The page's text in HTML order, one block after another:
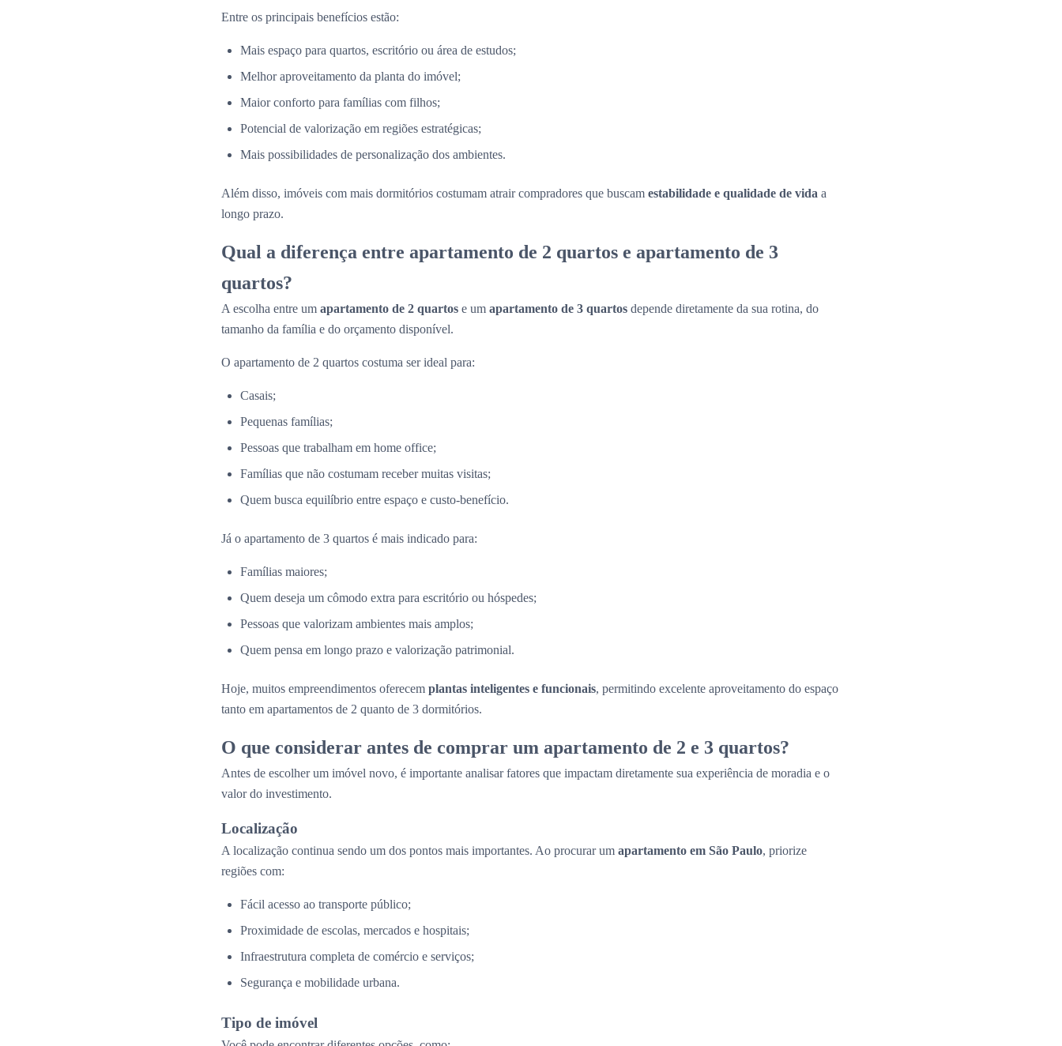
Entre os principais benefícios estão:
Mais espaço para quartos, escritório ou área de estudos;
Melhor aproveitamento da planta do imóvel;
Maior conforto para famílias com filhos;
Potencial de valorização em regiões estratégicas;
Mais possibilidades de personalização dos ambientes.
Além disso, imóveis com mais dormitórios costumam atrair compradores que buscam estabilidade e qualidade de vida a
longo prazo.
Qual a diferença entre apartamento de 2 quartos e apartamento de 3
quartos?
A escolha entre um apartamento de 2 quartos e um apartamento de 3 quartos depende diretamente da sua rotina, do
tamanho da família e do orçamento disponível.
O apartamento de 2 quartos costuma ser ideal para:
Casais;
Pequenas famílias;
Pessoas que trabalham em home office;
Famílias que não costumam receber muitas visitas;
Quem busca equilíbrio entre espaço e custo-benefício.
Já o apartamento de 3 quartos é mais indicado para:
Famílias maiores;
Quem deseja um cômodo extra para escritório ou hóspedes;
Pessoas que valorizam ambientes mais amplos;
Quem pensa em longo prazo e valorização patrimonial.
Hoje, muitos empreendimentos oferecem plantas inteligentes e funcionais, permitindo excelente aproveitamento do espaço
tanto em apartamentos de 2 quanto de 3 dormitórios.
O que considerar antes de comprar um apartamento de 2 e 3 quartos?
Antes de escolher um imóvel novo, é importante analisar fatores que impactam diretamente sua experiência de moradia e o
valor do investimento.
Localização
A localização continua sendo um dos pontos mais importantes. Ao procurar um apartamento em São Paulo, priorize
regiões com:
Fácil acesso ao transporte público;
Proximidade de escolas, mercados e hospitais;
Infraestrutura completa de comércio e serviços;
Segurança e mobilidade urbana.
Tipo de imóvel